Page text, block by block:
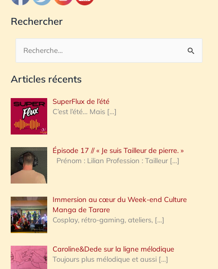
Rechercher
c
e
r
c
h
e
:
Articles récents
SuperFlux de l’été
C’est l’été… Mais […]
Épisode 17 // « Je suis Tailleur de pierre. »
Prénom : Lilian Profession : Tailleur […]
Immersion au cœur du Week-end Culture
Manga de Tarare
Cosplay, rétro-gaming, ateliers, […]
Caroline&Dede sur la ligne mélodique
Toujours plus mélodique et aussi […]